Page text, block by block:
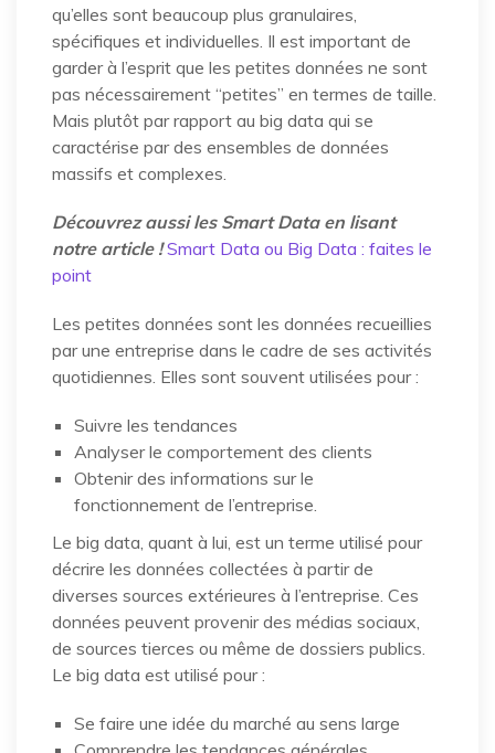
qu’elles sont beaucoup plus granulaires,
spécifiques et individuelles. Il est important de
garder à l’esprit que les petites données ne sont
pas nécessairement “petites” en termes de taille.
Mais plutôt par rapport au big data qui se
caractérise par des ensembles de données
massifs et complexes.
Découvrez aussi les Smart Data en lisant
notre article !Smart Data ou Big Data : faites le
point
Les petites données sont les données recueillies
par une entreprise dans le cadre de ses activités
quotidiennes. Elles sont souvent utilisées pour :
Suivre les tendances
Analyser le comportement des clients
Obtenir des informations sur le
fonctionnement de l’entreprise.
Le big data, quant à lui, est un terme utilisé pour
décrire les données collectées à partir de
diverses sources extérieures à l’entreprise. Ces
données peuvent provenir des médias sociaux,
de sources tierces ou même de dossiers publics.
Le big data est utilisé pour :
Se faire une idée du marché au sens large